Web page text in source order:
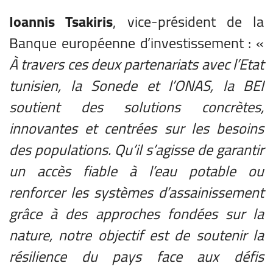
Ioannis Tsakiris, vice-président de la
Banque européenne d’investissement : «
À travers ces deux partenariats avec l’Etat
tunisien, la Sonede et l’ONAS, la BEI
soutient des solutions concrètes,
innovantes et centrées sur les besoins
des populations. Qu’il s’agisse de garantir
un accès fiable à l’eau potable ou
renforcer les systèmes d’assainissement
grâce à des approches fondées sur la
nature, notre objectif est de soutenir la
résilience du pays face aux défis